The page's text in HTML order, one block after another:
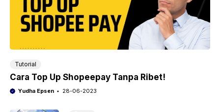
Tutorial
Cara Top Up Shopeepay Tanpa Ribet!
Yudha Epsen 28-06-2023